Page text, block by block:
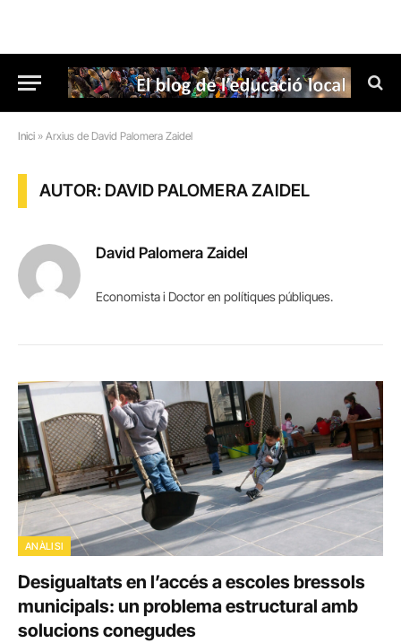
Inici » Arxius de David Palomera Zaidel
AUTOR: DAVID PALOMERA ZAIDEL
David Palomera Zaidel
Economista i Doctor en polítiques públiques.
ANÀLISI
Desigualtats en l’accés a escoles bressols
municipals: un problema estructural amb
solucions conegudes